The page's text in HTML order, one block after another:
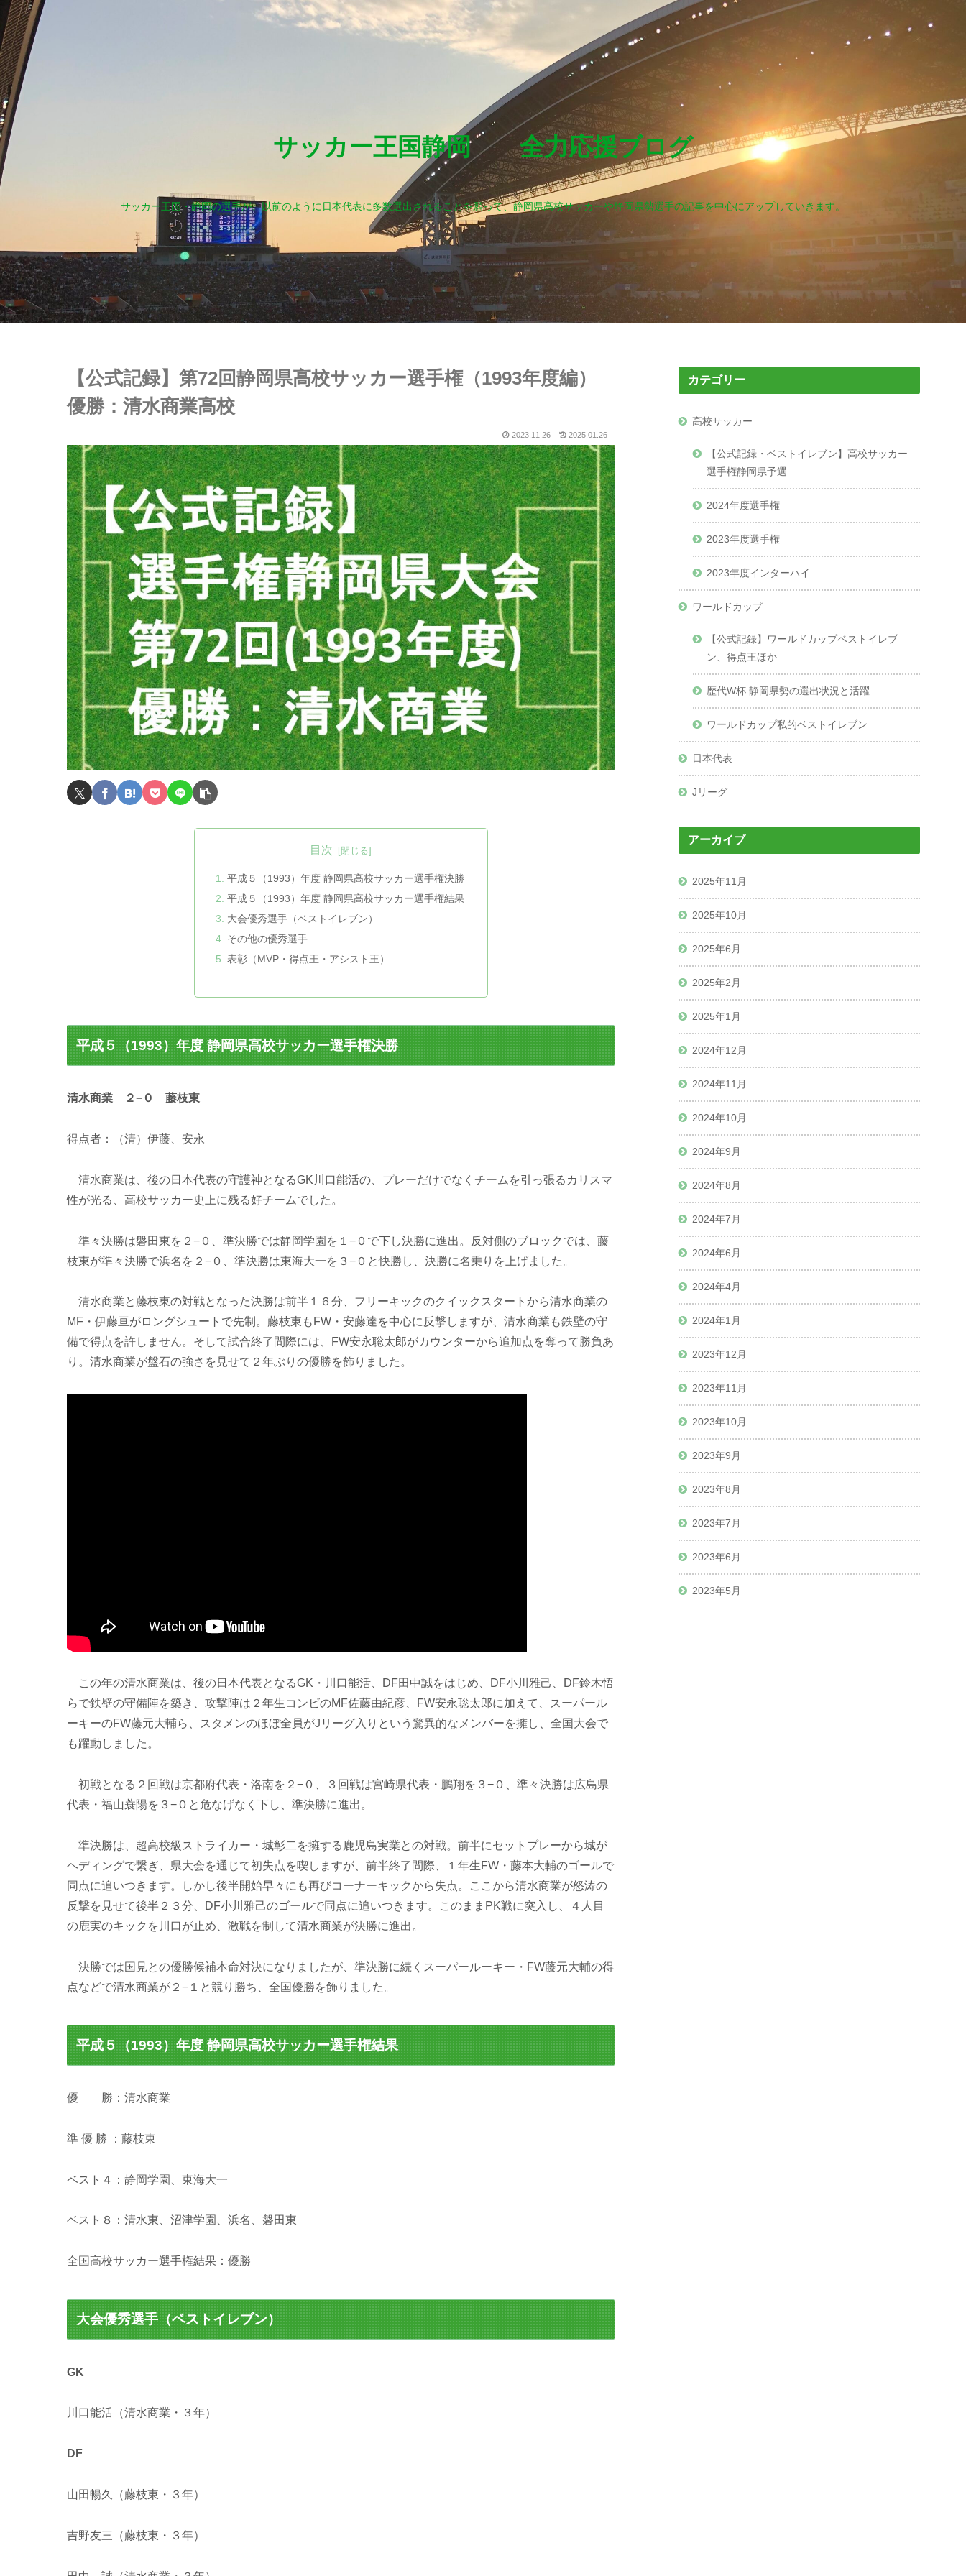
サッカー王国静岡 全力応援ブログ
サッカー王国・静岡の選手が、以前のように日本代表に多数選出されることを願って、静岡県高校サッカーや静岡県勢選手の記事を中心にアップしていきます。
【公式記録】第72回静岡県高校サッカー選手権（1993年度編）
優勝：清水商業高校
2023.11.26 2025.01.26
目次
平成５（1993）年度 静岡県高校サッカー選手権決勝
平成５（1993）年度 静岡県高校サッカー選手権結果
大会優秀選手（ベストイレブン）
その他の優秀選手
表彰（MVP・得点王・アシスト王）
平成５（1993）年度 静岡県高校サッカー選手権決勝
清水商業 ２−０ 藤枝東
得点者：（清）伊藤、安永
清水商業は、後の日本代表の守護神となるGK川口能活の、プレーだけでなくチームを引っ張るカリスマ
性が光る、高校サッカー史上に残る好チームでした。
準々決勝は磐田東を２−０、準決勝では静岡学園を１−０で下し決勝に進出。反対側のブロックでは、藤
枝東が準々決勝で浜名を２−０、準決勝は東海大一を３−０と快勝し、決勝に名乗りを上げました。
清水商業と藤枝東の対戦となった決勝は前半１６分、フリーキックのクイックスタートから清水商業の
MF・伊藤亘がロングシュートで先制。藤枝東もFW・安藤達を中心に反撃しますが、清水商業も鉄壁の守
備で得点を許しません。そして試合終了間際には、FW安永聡太郎がカウンターから追加点を奪って勝負あ
り。清水商業が盤石の強さを見せて２年ぶりの優勝を飾りました。
この年の清水商業は、後の日本代表となるGK・川口能活、DF田中誠をはじめ、DF小川雅己、DF鈴木悟
らで鉄壁の守備陣を築き、攻撃陣は２年生コンビのMF佐藤由紀彦、FW安永聡太郎に加えて、スーパール
ーキーのFW藤元大輔ら、スタメンのほぼ全員がJリーグ入りという驚異的なメンバーを擁し、全国大会で
も躍動しました。
初戦となる２回戦は京都府代表・洛南を２−０、３回戦は宮崎県代表・鵬翔を３−０、準々決勝は広島県
代表・福山蓑陽を３−０と危なげなく下し、準決勝に進出。
準決勝は、超高校級ストライカー・城彰二を擁する鹿児島実業との対戦。前半にセットプレーから城が
ヘディングで繋ぎ、県大会を通じて初失点を喫しますが、前半終了間際、１年生FW・藤本大輔のゴールで
同点に追いつきます。しかし後半開始早々にも再びコーナーキックから失点。ここから清水商業が怒涛の
反撃を見せて後半２３分、DF小川雅己のゴールで同点に追いつきます。このままPK戦に突入し、４人目
の鹿実のキックを川口が止め、激戦を制して清水商業が決勝に進出。
決勝では国見との優勝候補本命対決になりましたが、準決勝に続くスーパールーキー・FW藤元大輔の得
点などで清水商業が２−１と競り勝ち、全国優勝を飾りました。
平成５（1993）年度 静岡県高校サッカー選手権結果
優 勝：清水商業
準 優 勝 ：藤枝東
ベスト４：静岡学園、東海大一
ベスト８：清水東、沼津学園、浜名、磐田東
全国高校サッカー選手権結果：優勝
大会優秀選手（ベストイレブン）
GK
川口能活（清水商業・３年）
DF
山田暢久（藤枝東・３年）
吉野友三（藤枝東・３年）
カテゴリー
高校サッカー
【公式記録・ベストイレブン】高校サッカー
選手権静岡県予選
2024年度選手権
2023年度選手権
2023年度インターハイ
ワールドカップ
【公式記録】ワールドカップベストイレブ
ン、得点王ほか
歴代W杯 静岡県勢の選出状況と活躍
ワールドカップ私的ベストイレブン
日本代表
Jリーグ
アーカイブ
2025年11月
2025年10月
2025年6月
2025年2月
2025年1月
2024年12月
2024年11月
2024年10月
2024年9月
2024年8月
2024年7月
2024年6月
2024年4月
2024年1月
2023年12月
2023年11月
2023年10月
2023年9月
2023年8月
2023年7月
2023年6月
2023年5月